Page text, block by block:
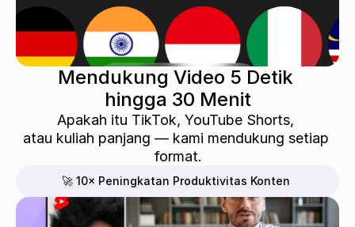
Mendukung Video 5 Detik
hingga 30 Menit
Apakah itu TikTok, YouTube Shorts,
atau kuliah panjang — kami mendukung setiap
format.
🚀 10× Peningkatan Produktivitas Konten